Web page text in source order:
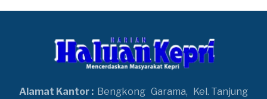
Alamat Kantor : Bengkong Garama, Kel. Tanjung